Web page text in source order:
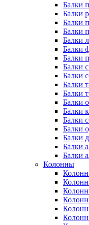
Балки
Балки
Балки
Балки
Балки
Балки
Балки
Балки
Балки
Балки
Балки
Балки
Балки
Балки
Балки
Балки
Балки
Балки
Колонны